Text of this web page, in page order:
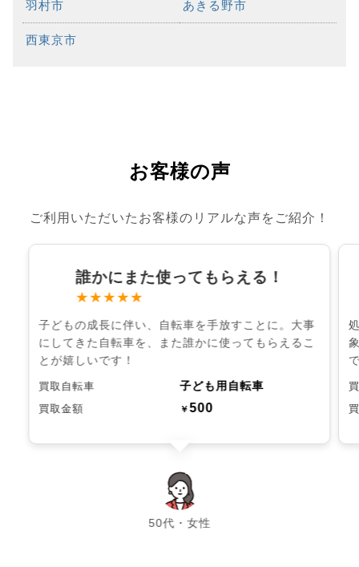
羽村市 あきる野市
西東京市
お客様の声
ご利用いただいたお客様のリアルな声をご紹介！
誰かにまた使ってもらえる！
★★★★★
子どもの成長に伴い、自転車を手放すことに。大事
にしてきた自転車を、また誰かに使ってもらえるこ
とが嬉しいです！
買取自転車 子ども用自転車
買取金額 ￥500
50代・女性
chevron_left chevron_right